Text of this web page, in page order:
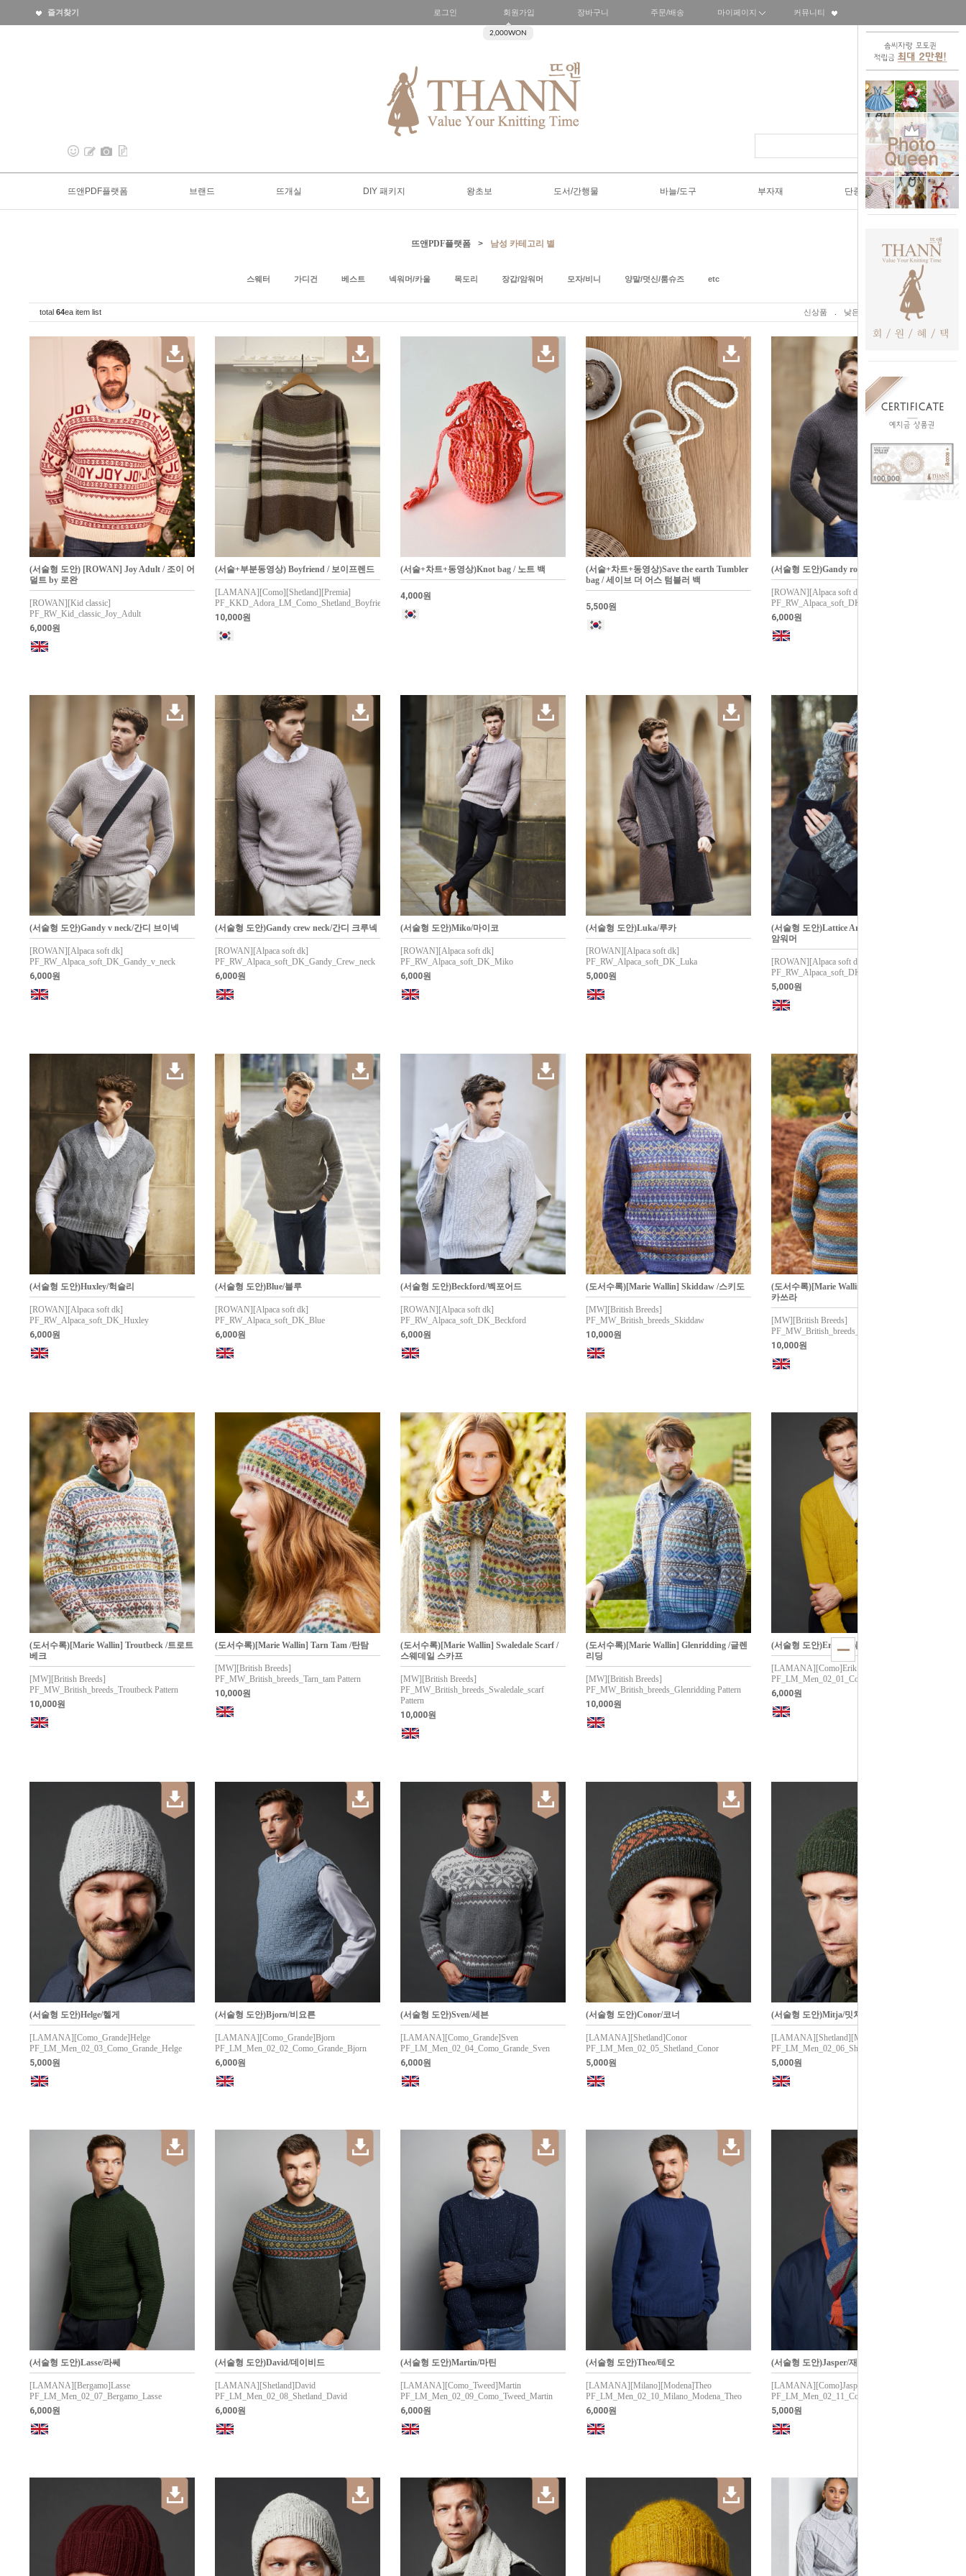
즐겨찾기 로그인 회원가입
2,000WON
장바구니 주문/배송 마이페이지 커뮤니티
뜨앤PDF플랫폼 브랜드 뜨개실 DIY 패키지 왕초보 도서/간행물 바늘/도구 부자재 단종SALE50%
뜨앤PDF플랫폼 > 남성 카테고리 별
스웨터 가디건 베스트 넥워머/카울 목도리 장갑/암워머 모자/비니 양말/덧신/룸슈즈 etc
total 64ea item list 신상품 낮은가격 높은가격
(서술형 도안) [ROWAN] Joy Adult / 조이 어
덜트 by 로완
[ROWAN][Kid classic]
PF_RW_Kid_classic_Joy_Adult
6,000원
(서술+부분동영상) Boyfriend / 보이프렌드
[LAMANA][Como][Shetland][Premia]
PF_KKD_Adora_LM_Como_Shetland_Boyfriend
10,000원
(서술+차트+동영상)Knot bag / 노트 백
4,000원
(서술+차트+동영상)Save the earth Tumbler
bag / 세이브 더 어스 텀블러 백
5,500원
(서술형 도안)Gandy roll neck/간디 롤 넥
[ROWAN][Alpaca soft dk]
PF_RW_Alpaca_soft_DK_Gandy_roll_neck
6,000원
(서술형 도안)Gandy v neck/간디 브이넥
[ROWAN][Alpaca soft dk]
PF_RW_Alpaca_soft_DK_Gandy_v_neck
6,000원
(서술형 도안)Gandy crew neck/간디 크루넥
[ROWAN][Alpaca soft dk]
PF_RW_Alpaca_soft_DK_Gandy_Crew_neck
6,000원
(서술형 도안)Miko/마이코
[ROWAN][Alpaca soft dk]
PF_RW_Alpaca_soft_DK_Miko
6,000원
(서술형 도안)Luka/루카
[ROWAN][Alpaca soft dk]
PF_RW_Alpaca_soft_DK_Luka
5,000원
(서술형 도안)Lattice Armwarmers/래티스
암워머
[ROWAN][Alpaca soft dk]
PF_RW_Alpaca_soft_DK_Lattice_Armwarmers
5,000원
(서술형 도안)Huxley/헉슬리
[ROWAN][Alpaca soft dk]
PF_RW_Alpaca_soft_DK_Huxley
6,000원
(서술형 도안)Blue/블루
[ROWAN][Alpaca soft dk]
PF_RW_Alpaca_soft_DK_Blue
6,000원
(서술형 도안)Beckford/벡포어드
[ROWAN][Alpaca soft dk]
PF_RW_Alpaca_soft_DK_Beckford
6,000원
(도서수록)[Marie Wallin] Skiddaw /스키도
[MW][British Breeds]
PF_MW_British_breeds_Skiddaw
10,000원
(도서수록)[Marie Wallin] Blencathra /블렌
카쓰라
[MW][British Breeds]
PF_MW_British_breeds_Blencathra
10,000원
(도서수록)[Marie Wallin] Troutbeck /트로트
베크
[MW][British Breeds]
PF_MW_British_breeds_Troutbeck Pattern
10,000원
(도서수록)[Marie Wallin] Tarn Tam /탄탐
[MW][British Breeds]
PF_MW_British_breeds_Tarn_tam Pattern
10,000원
(도서수록)[Marie Wallin] Swaledale Scarf /
스웨데일 스카프
[MW][British Breeds]
PF_MW_British_breeds_Swaledale_scarf
Pattern
10,000원
(도서수록)[Marie Wallin] Glenridding /글렌
리딩
[MW][British Breeds]
PF_MW_British_breeds_Glenridding Pattern
10,000원
(서술형 도안)Erik/에릭
[LAMANA][Como]Erik
PF_LM_Men_02_01_Como_Erik
6,000원
(서술형 도안)Helge/헬게
[LAMANA][Como_Grande]Helge
PF_LM_Men_02_03_Como_Grande_Helge
5,000원
(서술형 도안)Bjorn/비요른
[LAMANA][Como_Grande]Bjorn
PF_LM_Men_02_02_Como_Grande_Bjorn
6,000원
(서술형 도안)Sven/세븐
[LAMANA][Como_Grande]Sven
PF_LM_Men_02_04_Como_Grande_Sven
6,000원
(서술형 도안)Conor/코너
[LAMANA][Shetland]Conor
PF_LM_Men_02_05_Shetland_Conor
5,000원
(서술형 도안)Mitja/밋차
[LAMANA][Shetland][Milano]Mitja
PF_LM_Men_02_06_Shetland_Milano_Mitja
5,000원
(서술형 도안)Lasse/라쎄
[LAMANA][Bergamo]Lasse
PF_LM_Men_02_07_Bergamo_Lasse
6,000원
(서술형 도안)David/데이비드
[LAMANA][Shetland]David
PF_LM_Men_02_08_Shetland_David
6,000원
(서술형 도안)Martin/마틴
[LAMANA][Como_Tweed]Martin
PF_LM_Men_02_09_Como_Tweed_Martin
6,000원
(서술형 도안)Theo/테오
[LAMANA][Milano][Modena]Theo
PF_LM_Men_02_10_Milano_Modena_Theo
6,000원
(서술형 도안)Jasper/재스퍼
[LAMANA][Como]Jasper
PF_LM_Men_02_11_Como_Jasper
5,000원